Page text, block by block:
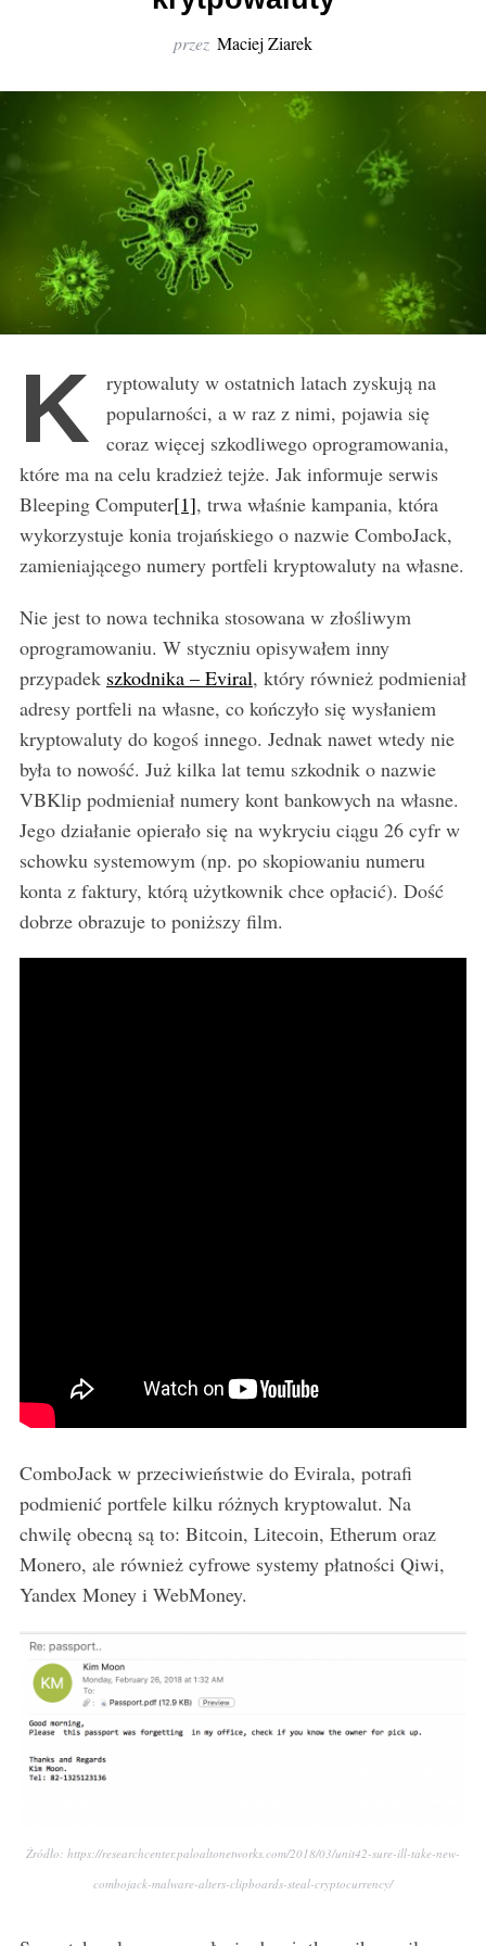
przez Maciej Ziarek
K
ryptowaluty w ostatnich latach zyskują na
popularności, a w raz z nimi, pojawia się
coraz więcej szkodliwego oprogramowania,
które ma na celu kradzież tejże. Jak informuje serwis
Bleeping Computer[1], trwa właśnie kampania, która
wykorzystuje konia trojańskiego o nazwie ComboJack,
zamieniającego numery portfeli kryptowaluty na własne.
Nie jest to nowa technika stosowana w złośliwym
oprogramowaniu. W styczniu opisywałem inny
przypadek szkodnika – Eviral, który również podmieniał
adresy portfeli na własne, co kończyło się wysłaniem
kryptowaluty do kogoś innego. Jednak nawet wtedy nie
była to nowość. Już kilka lat temu szkodnik o nazwie
VBKlip podmieniał numery kont bankowych na własne.
Jego działanie opierało się na wykryciu ciągu 26 cyfr w
schowku systemowym (np. po skopiowaniu numeru
konta z faktury, którą użytkownik chce opłacić). Dość
dobrze obrazuje to poniższy film.
ComboJack w przeciwieństwie do Evirala, potrafi
podmienić portfele kilku różnych kryptowalut. Na
chwilę obecną są to: Bitcoin, Litecoin, Etherum oraz
Monero, ale również cyfrowe systemy płatności Qiwi,
Yandex Money i WebMoney.
Źródło: https://researchcenter.paloaltonetworks.com/2018/03/unit42-sure-ill-take-new-
combojack-malware-alters-clipboards-steal-cryptocurrency/
S
e
a
r
c
f
: